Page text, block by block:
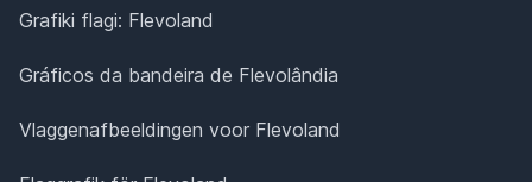
Grafiki flagi: Flevoland
Gráficos da bandeira de Flevolândia
Vlaggenafbeeldingen voor Flevoland